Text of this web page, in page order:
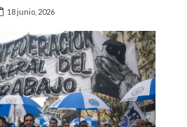
18 junio, 2026